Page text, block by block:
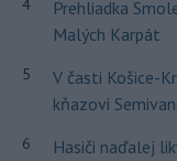
4
Prehliadka
Malých Karpát
5
V časti Košice-
kňazovi
6
Hasiči naďalej